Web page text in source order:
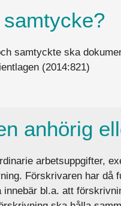
samtyckte ska
(2014:821)
anhörig
arbetsuppgifter,
Förskrivaren har då
bl.a. att